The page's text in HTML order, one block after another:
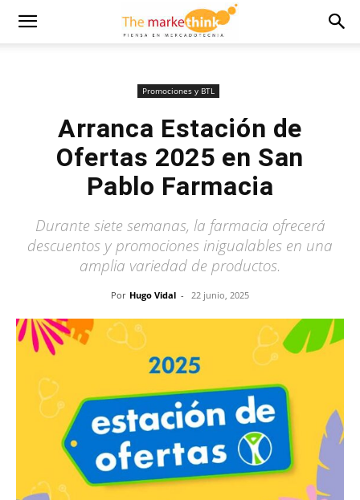
Promociones y BTL
Arranca Estación de
Ofertas 2025 en San
Pablo Farmacia
Durante siete semanas, la farmacia ofrecerá
descuentos y promociones inigualables en una
amplia variedad de productos.
Por Hugo Vidal - 22 junio, 2025